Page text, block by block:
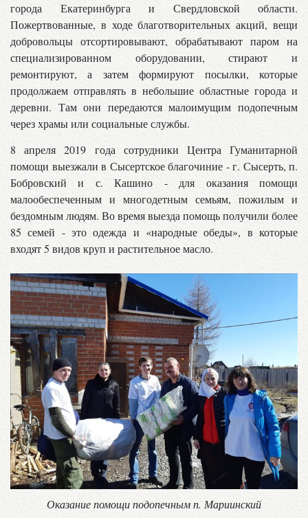
города Екатеринбурга и Свердловской области.
Пожертвованные, в ходе благотворительных акций, вещи
добровольцы отсортировывают, обрабатывают паром на
специализированном оборудовании, стирают и
ремонтируют, а затем формируют посылки, которые
продолжаем отправлять в небольшие областные города и
деревни. Там они передаются малоимущим подопечным
через храмы или социальные службы.
8 апреля 2019 года сотрудники Центра Гуманитарной
помощи выезжали в Сысертское благочиние - г. Сысерть, п.
Бобровский и с. Кашино - для оказания помощи
малообеспеченным и многодетным семьям, пожилым и
бездомным людям. Во время выезда помощь получили более
85 семей - это одежда и «народные обеды», в которые
входят 5 видов круп и растительное масло.
Оказание помощи подопечным п. Мариинский